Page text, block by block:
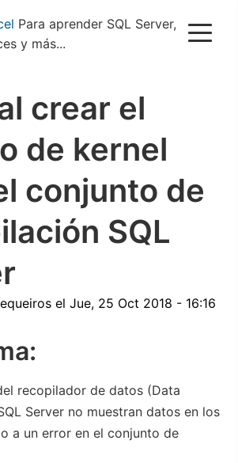
Para aprender SQL Server,
y más...
crear el
de kernel
conjunto de
SQL
el Jue, 25 Oct 2018 - 16:16
recopilador de datos (Data
Server no muestran datos en los
a un error en el conjunto de